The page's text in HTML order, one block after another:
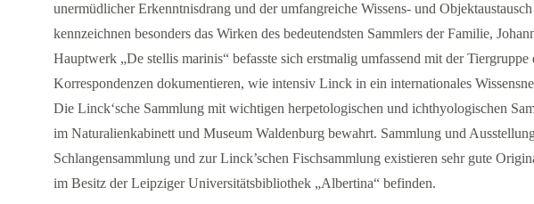
unermüdlicher Erkenntnisdrang und der umfangreiche Wissens- und
kennzeichnen besonders das Wirken des bedeutendsten Sammlers der Familie,
Hauptwerk „De stellis marinis“ befasste sich erstmalig umfassend mit der
Korrespondenzen dokumentieren, wie intensiv Linck in ein internationales
Die Linck‘sche Sammlung mit wichtigen herpetologischen und ichthyologischen
im Naturalienkabinett und Museum Waldenburg bewahrt. Sammlung und
Schlangensammlung und zur Linck’schen Fischsammlung existieren sehr gute
im Besitz der Leipziger Universitätsbibliothek „Albertina“ befinden.